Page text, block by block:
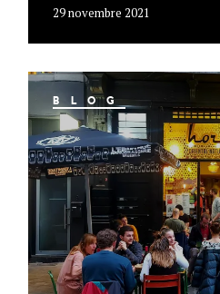
29 novembre 2021
BLOG